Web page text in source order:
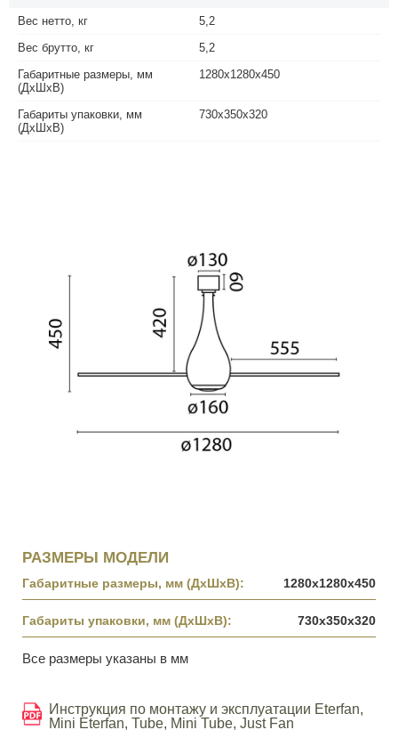
Вес нетто, кг
5,2
Вес брутто, кг
5,2
Габаритные размеры, мм
(ДхШхВ)
1280x1280x450
Габариты упаковки, мм
(ДхШхВ)
730x350x320
РАЗМЕРЫ МОДЕЛИ
Габаритные размеры, мм (ДхШхВ): 1280x1280x450
Габариты упаковки, мм (ДхШхВ): 730x350x320
Все размеры указаны в мм
Инструкция по монтажу и эксплуатации Eterfan,
Mini Eterfan, Tube, Mini Tube, Just Fan